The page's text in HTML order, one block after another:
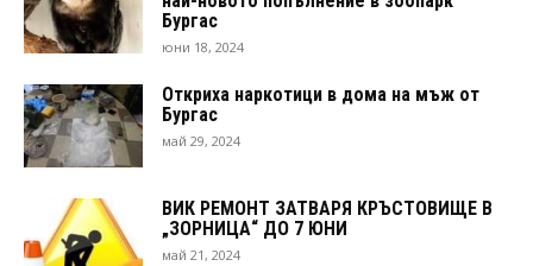
Бургас
юни 18, 2024
Откриха наркотици в дома на мъж от
Бургас
май 29, 2024
ВИК РЕМОНТ ЗАТВАРЯ КРЪСТОВИЩЕ В
„ЗОРНИЦА“ ДО 7 ЮНИ
май 21, 2024